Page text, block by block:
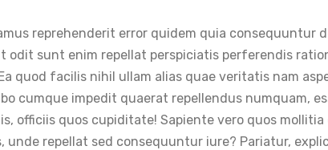
reprehenderit error quidem quia consequuntur
sunt enim repellat perspiciatis perferendis
quod facilis nihil ullam alias quae veritatis nam
cumque impedit quaerat repellendus numquam,
officiis quos cupiditate! Sapiente vero quos
repellat sed consequuntur iure? Pariatur,